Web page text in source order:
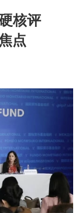
核评
点